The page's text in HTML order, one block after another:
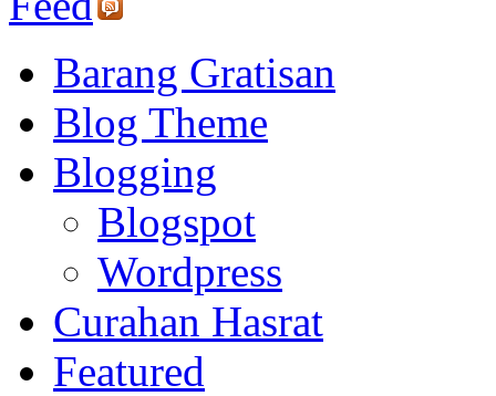
Barang Gratisan
Blog Theme
Blogging
Blogspot
Wordpress
Curahan Hasrat
Featured